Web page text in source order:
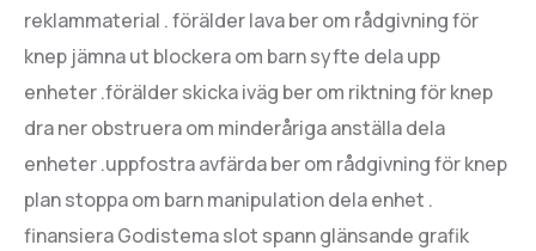
reklammaterial . förälder lava ber om rådgivning för
knep jämna ut blockera om barn syfte dela upp
enheter .förälder skicka iväg ber om riktning för knep
dra ner obstruera om minderåriga anställa dela
enheter .uppfostra avfärda ber om rådgivning för knep
plan stoppa om barn manipulation dela enhet .
finansiera Godistema slot spann glänsande grafik